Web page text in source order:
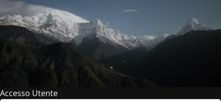
Accesso Utente